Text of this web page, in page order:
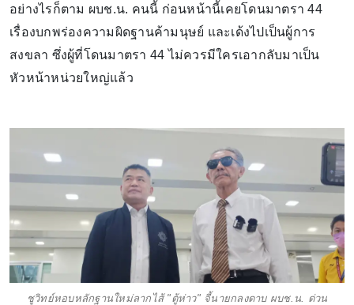
อย่างไรก็ตาม ผบช.น. คนนี้ ก่อนหน้านี้เคยโดนมาตรา 44
เรื่องบกพร่องความผิดฐานค้ามนุษย์ และเด้งไปเป็นผู้การ
สงขลา ซึ่งผู้ที่โดนมาตรา 44 ไม่ควรมีใครเอากลับมาเป็น
หัวหน้าหน่วยใหญ่แล้ว
ชูวิทย์หอบหลักฐานใหม่ลากไส้ "ตู้ห่าว" จี้นายกลงดาบ ผบช.น. ด่วน